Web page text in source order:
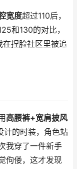
宽度超过110后，
和130的对比，
捏脸社区里被追
高腰裤+宽肩披风
计的时装，角色站
我穿了一件新手
佝偻，这才发现